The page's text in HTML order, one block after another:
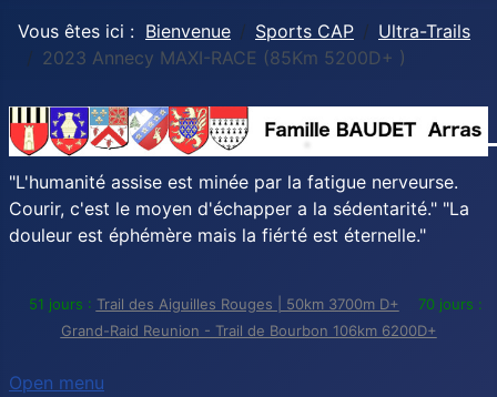
Vous êtes ici : Bienvenue Sports CAP
Ultra-Trails
2023 Annecy MAXI-RACE (85Km 5200D+ )
"L'humanité assise est minée par la fatigue nerveurse.
Courir, c'est le moyen d'échapper a la sédentarité." "La
douleur est éphémère mais la fiérté est éternelle."
51 jours : Trail des Aiguilles Rouges | 50km 3700m D+
70 jours :
Grand-Raid Reunion - Trail de Bourbon 106km 6200D+
Open menu